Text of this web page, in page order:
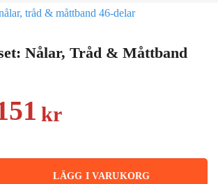
Nålar, Tråd & Måttband
krDet
priset
LÄGG I VARUKORG